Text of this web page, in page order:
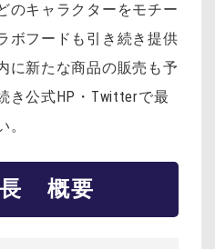
のキャラクターをモチー
ボフードも引き続き提供
に新たな商品の販売も予
き公式HP・Twitterで最
長 概要